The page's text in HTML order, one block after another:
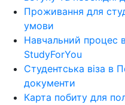
Проживання для
умови
Навчальний процес
StudyForYou
Студентська віза в
документи
Карта побиту для